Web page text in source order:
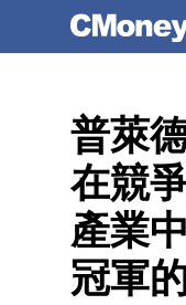
普萊
在競
產業
冠軍